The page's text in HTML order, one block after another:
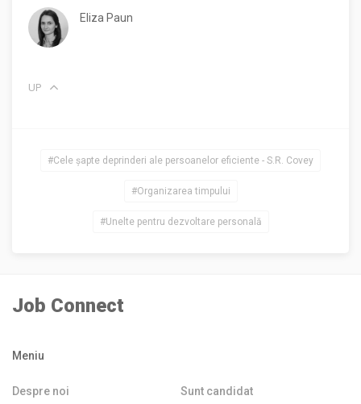
Eliza Paun
UP
#Cele șapte deprinderi ale persoanelor eficiente - S.R. Covey
#Organizarea timpului
#Unelte pentru dezvoltare personală
Job Connect
Meniu
Despre noi Sunt candidat